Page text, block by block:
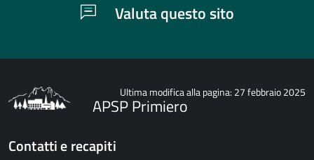
Valuta questo sito
Ultima modifica alla pagina: 27 febbraio 2025
APSP Primiero
Contatti e recapiti